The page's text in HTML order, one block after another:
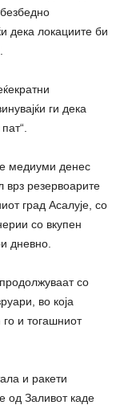
дека локациите би
ги дека
медиуми денес
врз резервоарите
град Асалује, со
со вкупен
дневно.
со
во која
го и тогашниот
и ракети
од Заливот каде